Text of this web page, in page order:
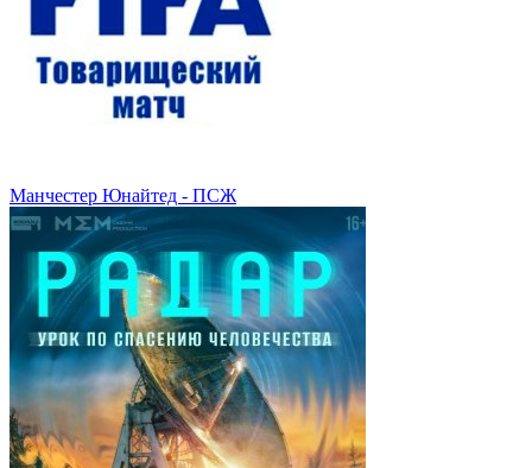
Манчестер Юнайтед - ПСЖ